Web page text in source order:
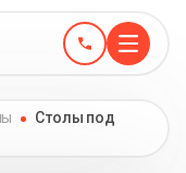
Столы под